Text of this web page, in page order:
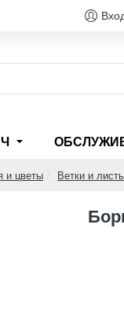
и цветы Ветки и